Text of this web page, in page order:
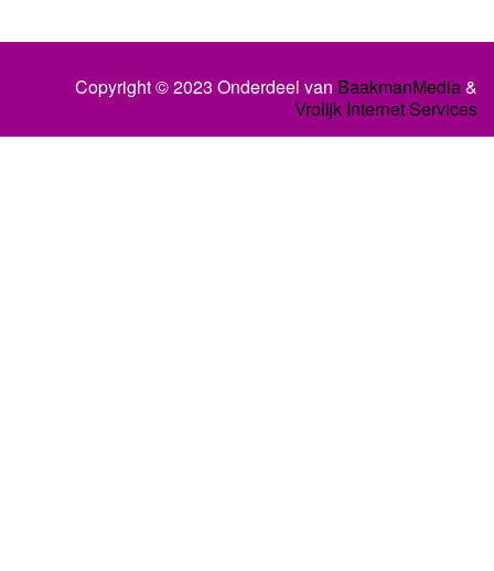
Copyright © 2023 Onderdeel van BaakmanMedia&
Vrolijk Internet Services